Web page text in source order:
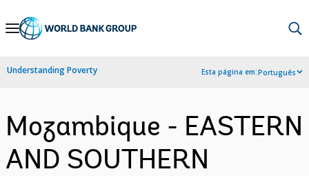
Skip
Navigation
Understanding Poverty Esta página em:Português
Mozambique - EASTERN
AND SOUTHERN